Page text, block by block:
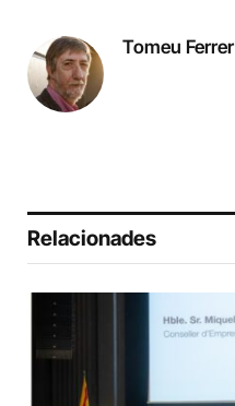
Tomeu Ferrer
Relacionades